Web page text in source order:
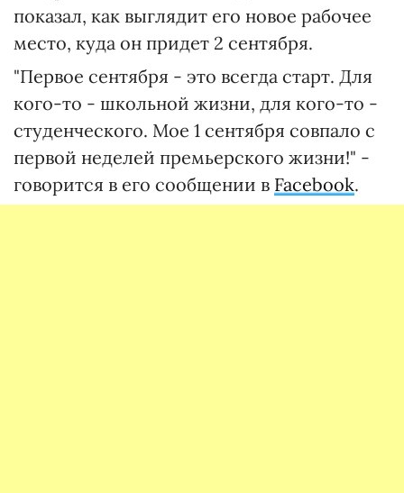
показал, как выглядит его новое рабочее
место, куда он придет 2 сентября.
"Первое сентября - это всегда старт. Для
кого-то - школьной жизни, для кого-то -
студенческого. Мое 1 сентября совпало с
первой неделей премьерского жизни!" -
говорится в его сообщении в Facebook.